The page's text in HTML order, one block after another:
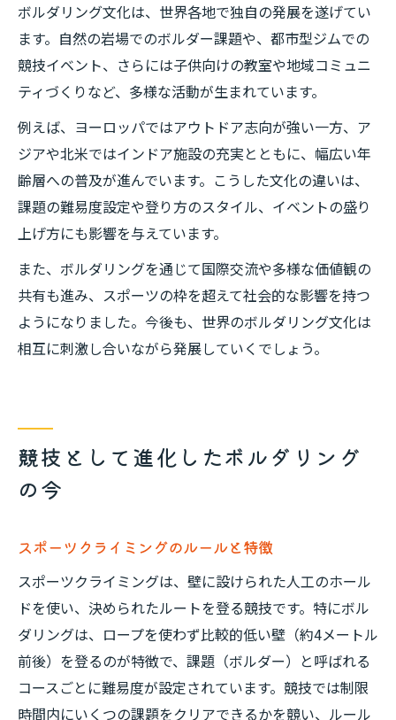
ボルダリング文化は、世界各地で独自の発展を遂げてい
ます。自然の岩場でのボルダー課題や、都市型ジムでの
競技イベント、さらには子供向けの教室や地域コミュニ
ティづくりなど、多様な活動が生まれています。
例えば、ヨーロッパではアウトドア志向が強い一方、ア
ジアや北米ではインドア施設の充実とともに、幅広い年
齢層への普及が進んでいます。こうした文化の違いは、
課題の難易度設定や登り方のスタイル、イベントの盛り
上げ方にも影響を与えています。
また、ボルダリングを通じて国際交流や多様な価値観の
共有も進み、スポーツの枠を超えて社会的な影響を持つ
ようになりました。今後も、世界のボルダリング文化は
相互に刺激し合いながら発展していくでしょう。
競技として進化したボルダリング
の今
スポーツクライミングのルールと特徴
スポーツクライミングは、壁に設けられた人工のホール
ドを使い、決められたルートを登る競技です。特にボル
ダリングは、ロープを使わず比較的低い壁（約4メートル
前後）を登るのが特徴で、課題（ボルダー）と呼ばれる
コースごとに難易度が設定されています。競技では制限
時間内にいくつの課題をクリアできるかを競い、ルール